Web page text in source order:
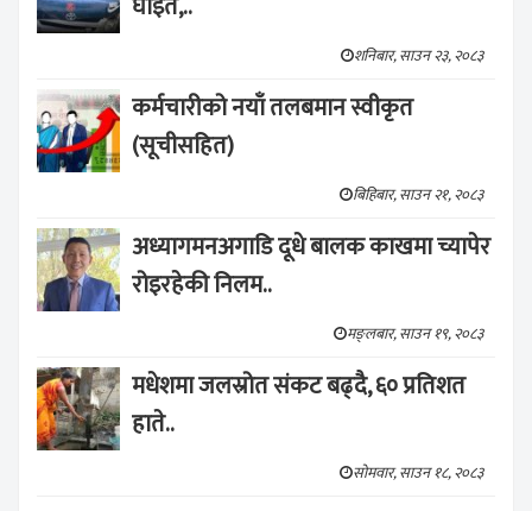
शनिबार, साउन २३, २०८३
कर्मचारीको नयाँ तलबमान स्वीकृत
(सूचीसहित)
बिहिबार, साउन २१, २०८३
अध्यागमनअगाडि दूधे बालक काखमा च्यापेर
रोइरहेकी निलम..
मङ्लबार, साउन १९, २०८३
मधेशमा जलस्रोत संकट बढ्दै, ६० प्रतिशत
हाते..
सोमवार, साउन १८, २०८३